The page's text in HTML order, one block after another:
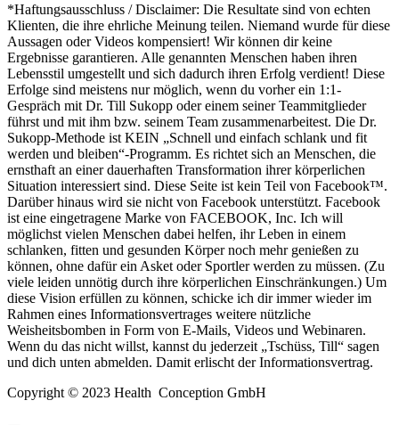
*Haftungsausschluss / Disclaimer: Die Resultate sind von echten
Klienten, die ihre ehrliche Meinung teilen. Niemand wurde für diese
Aussagen oder Videos kompensiert! Wir können dir keine
Ergebnisse garantieren. Alle genannten Menschen haben ihren
Lebensstil umgestellt und sich dadurch ihren Erfolg verdient! Diese
Erfolge sind meistens nur möglich, wenn du vorher ein 1:1-
Gespräch mit Dr. Till Sukopp oder einem seiner Teammitglieder
führst und mit ihm bzw. seinem Team zusammenarbeitest. Die Dr.
Sukopp-Methode ist KEIN „Schnell und einfach schlank und fit
werden und bleiben“-Programm. Es richtet sich an Menschen, die
ernsthaft an einer dauerhaften Transformation ihrer körperlichen
Situation interessiert sind. Diese Seite ist kein Teil von Facebook™.
Darüber hinaus wird sie nicht von Facebook unterstützt. Facebook
ist eine eingetragene Marke von FACEBOOK, Inc. Ich will
möglichst vielen Menschen dabei helfen, ihr Leben in einem
schlanken, fitten und gesunden Körper noch mehr genießen zu
können, ohne dafür ein Asket oder Sportler werden zu müssen. (Zu
viele leiden unnötig durch ihre körperlichen Einschränkungen.) Um
diese Vision erfüllen zu können, schicke ich dir immer wieder im
Rahmen eines Informationsvertrages weitere nützliche
Weisheitsbomben in Form von E-Mails, Videos und Webinaren.
Wenn du das nicht willst, kannst du jederzeit „Tschüss, Till“ sagen
und dich unten abmelden. Damit erlischt der Informationsvertrag.
Copyright © 2023 Health Conception GmbH